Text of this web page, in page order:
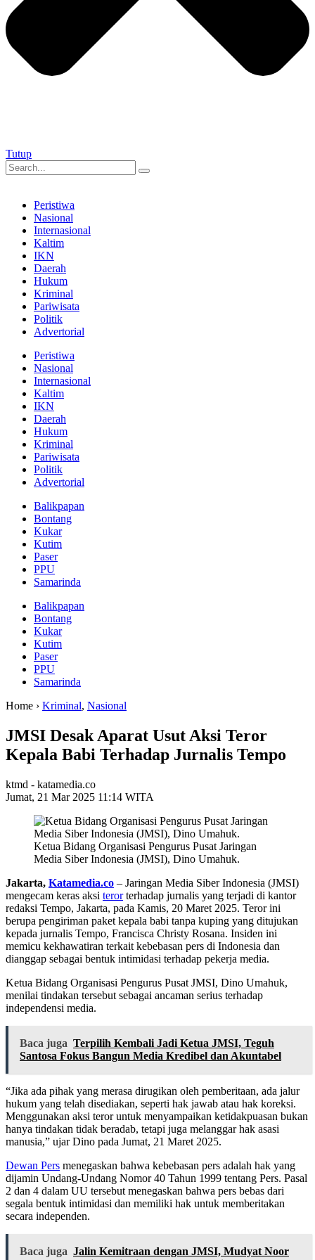
Tutup
Peristiwa
Nasional
Internasional
Kaltim
IKN
Daerah
Hukum
Kriminal
Pariwisata
Politik
Advertorial
Peristiwa
Nasional
Internasional
Kaltim
IKN
Daerah
Hukum
Kriminal
Pariwisata
Politik
Advertorial
Balikpapan
Bontang
Kukar
Kutim
Paser
PPU
Samarinda
Balikpapan
Bontang
Kukar
Kutim
Paser
PPU
Samarinda
Home › Kriminal, Nasional
JMSI Desak Aparat Usut Aksi Teror
Kepala Babi Terhadap Jurnalis Tempo
ktmd - katamedia.co
Jumat, 21 Mar 2025 11:14 WITA
Ketua Bidang Organisasi Pengurus Pusat Jaringan
Media Siber Indonesia (JMSI), Dino Umahuk.
Jakarta, Katamedia.co – Jaringan Media Siber Indonesia (JMSI)
mengecam keras aksi terorterhadap jurnalis yang terjadi di kantor
redaksi Tempo, Jakarta, pada Kamis, 20 Maret 2025. Teror ini
berupa pengiriman paket kepala babi tanpa kuping yang ditujukan
kepada jurnalis Tempo, Francisca Christy Rosana. Insiden ini
memicu kekhawatiran terkait kebebasan pers di Indonesia dan
dianggap sebagai bentuk intimidasi terhadap pekerja media.
Ketua Bidang Organisasi Pengurus Pusat JMSI, Dino Umahuk,
menilai tindakan tersebut sebagai ancaman serius terhadap
independensi media.
Baca juga Terpilih Kembali Jadi Ketua JMSI, Teguh
Santosa Fokus Bangun Media Kredibel dan Akuntabel
“Jika ada pihak yang merasa dirugikan oleh pemberitaan, ada jalur
hukum yang telah disediakan, seperti hak jawab atau hak koreksi.
Menggunakan aksi teror untuk menyampaikan ketidakpuasan bukan
hanya tindakan tidak beradab, tetapi juga melanggar hak asasi
manusia,” ujar Dino pada Jumat, 21 Maret 2025.
Dewan Pers menegaskan bahwa kebebasan pers adalah hak yang
dijamin Undang-Undang Nomor 40 Tahun 1999 tentang Pers. Pasal
2 dan 4 dalam UU tersebut menegaskan bahwa pers bebas dari
segala bentuk intimidasi dan memiliki hak untuk memberitakan
secara independen.
Baca juga Jalin Kemitraan dengan JMSI, Mudyat Noor